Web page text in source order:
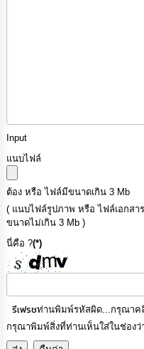
มาตรการ
ส่ง
เสริม
และ
ความ
โปร่งใส
ร้อง
เรียน
ร้อง
e-
Service
Input
แนบไฟล์
ต้อง หรือ ไฟล์มีขนาดเกิน 3 Mb
( แนบไฟล์รูปภาพ หรือ ไฟล์เอกสา
ขนาดไม่เกิน 3 Mb )
นี่คือ ?(*)
รีเฟรชท่านพิมพ์รหัสผิด...กรุณาค
กรุณาพิมพ์สิ่งที่ท่านเห็นใส่ในช่องว่